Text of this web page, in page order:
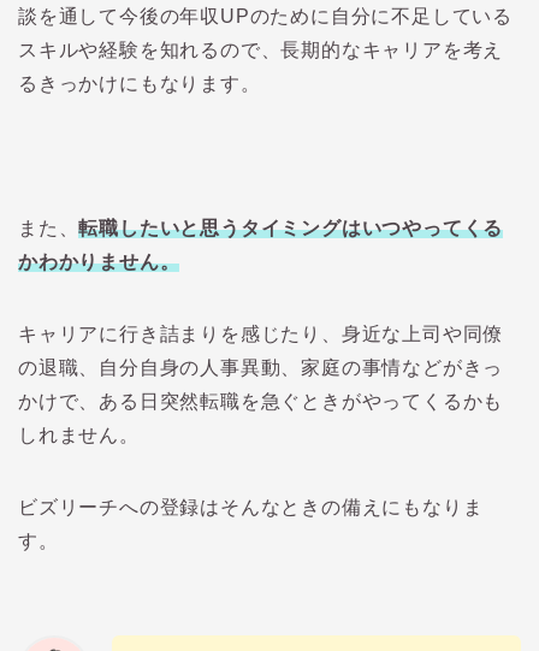
談を通して今後の年収UPのために自分に不足している
スキルや経験を知れるので、長期的なキャリアを考え
るきっかけにもなります。
また、転職したいと思うタイミングはいつやってくる
かわかりません。
キャリアに行き詰まりを感じたり、身近な上司や同僚
の退職、自分自身の人事異動、家庭の事情などがきっ
かけで、ある日突然転職を急ぐときがやってくるかも
しれません。
ビズリーチへの登録はそんなときの備えにもなりま
す。